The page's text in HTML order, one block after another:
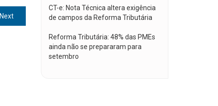
NextNext
post:
CT-e: Nota Técnica altera exigência
de campos da Reforma Tributária
Reforma Tributária: 48% das PMEs
ainda não se prepararam para
setembro